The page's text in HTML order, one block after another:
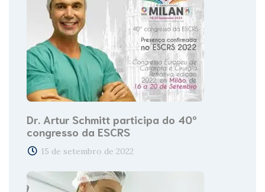
Dr. Artur Schmitt participa do 40º
congresso da ESCRS
15 de setembro de 2022